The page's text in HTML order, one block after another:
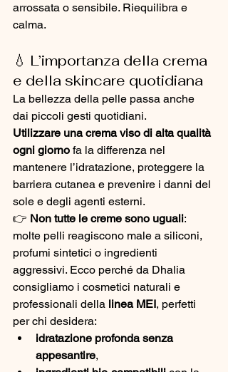
arrossata o sensibile. Riequilibra e
calma.
💧 L’importanza della crema
e della skincare quotidiana
La bellezza della pelle passa anche
dai piccoli gesti quotidiani.
Utilizzare una crema viso di alta qualità
ogni giorno fa la differenza nel
mantenere l’idratazione, proteggere la
barriera cutanea e prevenire i danni del
sole e degli agenti esterni.
👉 Non tutte le creme sono uguali:
molte pelli reagiscono male a siliconi,
profumi sintetici o ingredienti
aggressivi. Ecco perché da Dhalia
consigliamo i cosmetici naturali e
professionali della linea MEI, perfetti
per chi desidera:
idratazione profonda senza
appesantire,